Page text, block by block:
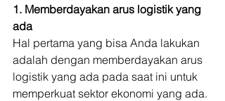
1. Memberdayakan arus logistik yang
ada
Hal pertama yang bisa Anda lakukan
adalah dengan memberdayakan arus
logistik yang ada pada saat ini untuk
memperkuat sektor ekonomi yang ada.